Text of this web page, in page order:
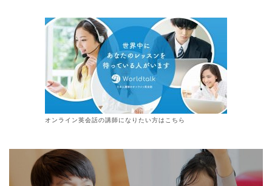
オンライン英会話の講師になりたい方はこちら